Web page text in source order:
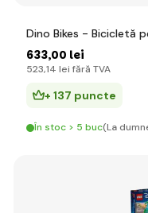
Dino Bikes - Bicicletă
633,00 lei
523,14 lei fără TVA
+ 137 puncte
În stoc > 5 buc(La